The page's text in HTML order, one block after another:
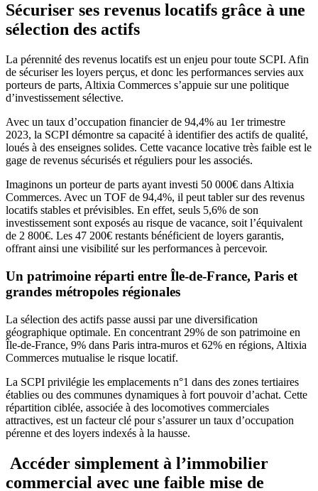
Sécuriser ses revenus locatifs grâce à une
sélection des actifs
La pérennité des revenus locatifs est un enjeu pour toute SCPI. Afin
de sécuriser les loyers perçus, et donc les performances servies aux
porteurs de parts, Altixia Commerces s’appuie sur une politique
d’investissement sélective.
Avec un taux d’occupation financier de 94,4% au 1er trimestre
2023, la SCPI démontre sa capacité à identifier des actifs de qualité,
loués à des enseignes solides. Cette vacance locative très faible est le
gage de revenus sécurisés et réguliers pour les associés.
Imaginons un porteur de parts ayant investi 50 000€ dans Altixia
Commerces. Avec un TOF de 94,4%, il peut tabler sur des revenus
locatifs stables et prévisibles. En effet, seuls 5,6% de son
investissement sont exposés au risque de vacance, soit l’équivalent
de 2 800€. Les 47 200€ restants bénéficient de loyers garantis,
offrant ainsi une visibilité sur les performances à percevoir.
Un patrimoine réparti entre Île-de-France, Paris et
grandes métropoles régionales
La sélection des actifs passe aussi par une diversification
géographique optimale. En concentrant 29% de son patrimoine en
Île-de-France, 9% dans Paris intra-muros et 62% en régions, Altixia
Commerces mutualise le risque locatif.
La SCPI privilégie les emplacements n°1 dans des zones tertiaires
établies ou des communes dynamiques à fort pouvoir d’achat. Cette
répartition ciblée, associée à des locomotives commerciales
attractives, est un facteur clé pour s’assurer un taux d’occupation
pérenne et des loyers indexés à la hausse.
Accéder simplement à l’immobilier
commercial avec une faible mise de